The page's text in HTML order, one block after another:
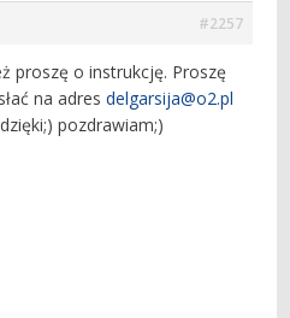
#2257
proszę o instrukcję. Proszę
na adresdelgarsija@o2.pl
pozdrawiam;)